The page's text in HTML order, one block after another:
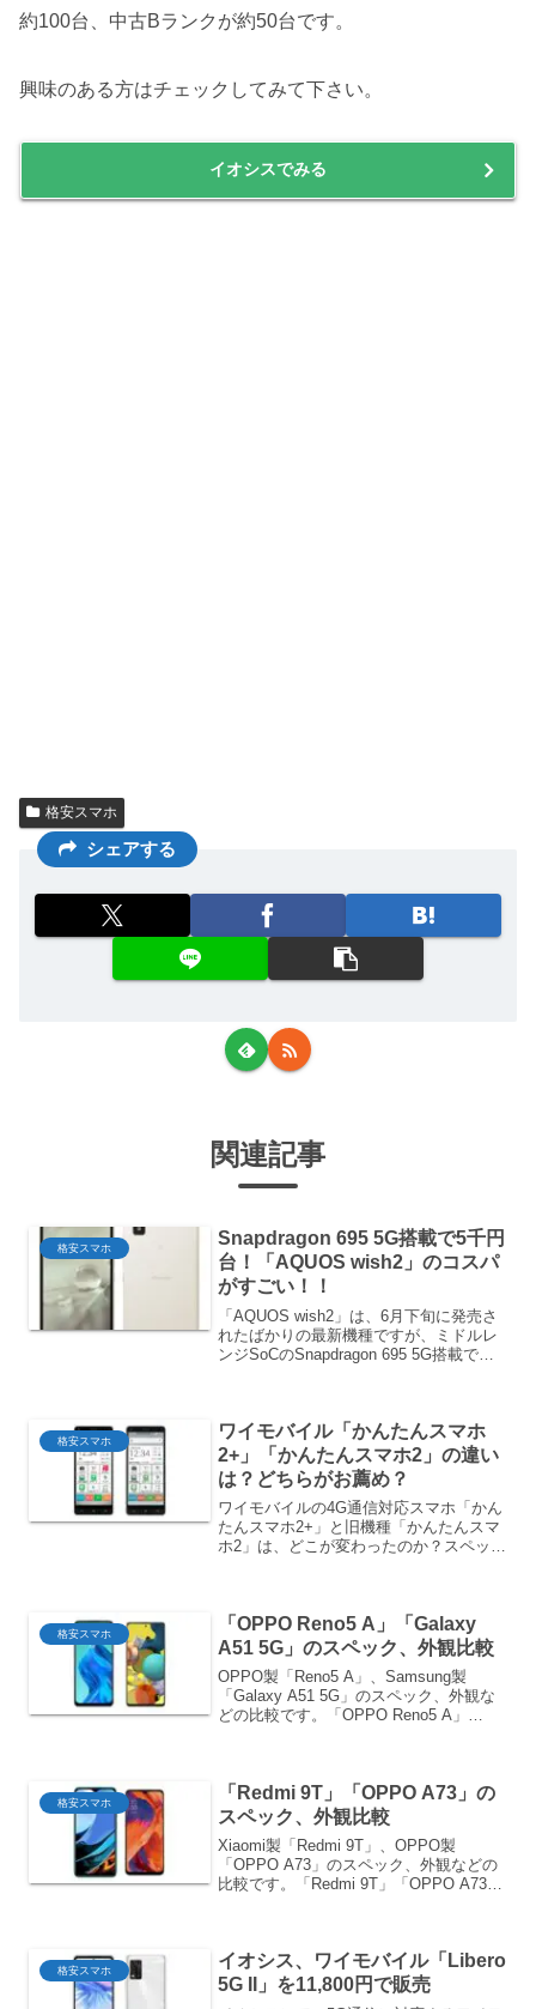
約100台、中古Bランクが約50台です。
興味のある方はチェックしてみて下さい。
イオシスでみる
格安スマホ
シェアする
関連記事
格安スマホ
Snapdragon 695 5G搭載で5千円
台！「AQUOS wish2」のコスパ
がすごい！！
「AQUOS wish2」は、6月下旬に発売さ
れたばかりの最新機種ですが、ミドルレ
ンジSoCのSnapdragon 695 5G搭載で価
格安スマホ
ワイモバイル「かんたんスマホ
2+」「かんたんスマホ2」の違い
は？どちらがお薦め？
ワイモバイルの4G通信対応スマホ「かん
たんスマホ2+」と旧機種「かんたんスマ
ホ2」は、どこが変わったのか？スペック
ホ2+は、かんた...
格安スマホ
「OPPO Reno5 A」「Galaxy
A51 5G」のスペック、外観比較
OPPO製「Reno5 A」、Samsung製
「Galaxy A51 5G」のスペック、外観な
どの比較です。「OPPO Reno5 A」
格安スマホ
「Redmi 9T」「OPPO A73」の
スペック、外観比較
Xiaomi製「Redmi 9T」、OPPO製
「OPPO A73」のスペック、外観などの
比較です。「Redmi 9T」「OPPO A73」
格安スマホ
イオシス、ワイモバイル「Libero
5G II」を11,800円で販売